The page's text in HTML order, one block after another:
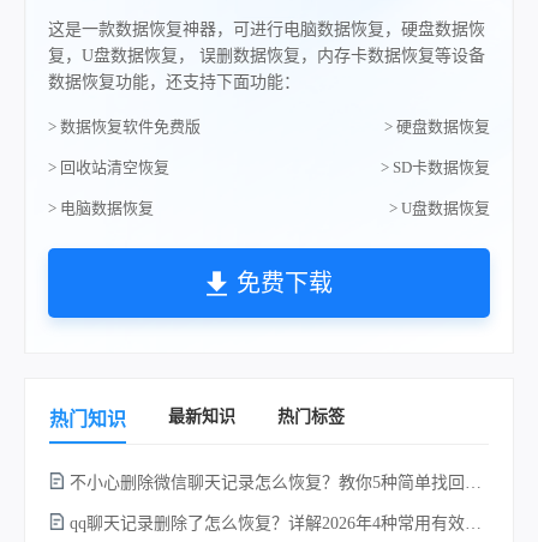
这是一款数据恢复神器，可进行电脑数据恢复，硬盘数据恢
复，U盘数据恢复， 误删数据恢复，内存卡数据恢复等设备
数据恢复功能，还支持下面功能：
> 数据恢复软件免费版 > 硬盘数据恢复
> 回收站清空恢复 > SD卡数据恢复
> 电脑数据恢复 > U盘数据恢复
免费下载
热门知识 最新知识 热门标签
不小心删除微信聊天记录怎么恢复？教你5种简单找回的方法！
qq聊天记录删除了怎么恢复？详解2026年4种常用有效的方法（支持.db数据库提取）